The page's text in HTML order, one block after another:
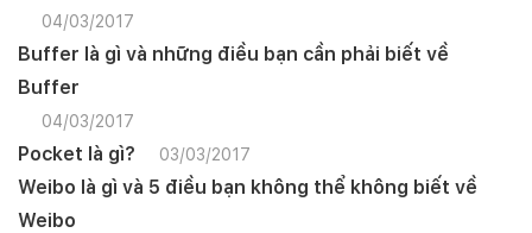
04/03/2017
Buffer là gì và những điều bạn cần phải biết về
Buffer
04/03/2017
Pocket là gì? 03/03/2017
Weibo là gì và 5 điều bạn không thể không biết về
Weibo